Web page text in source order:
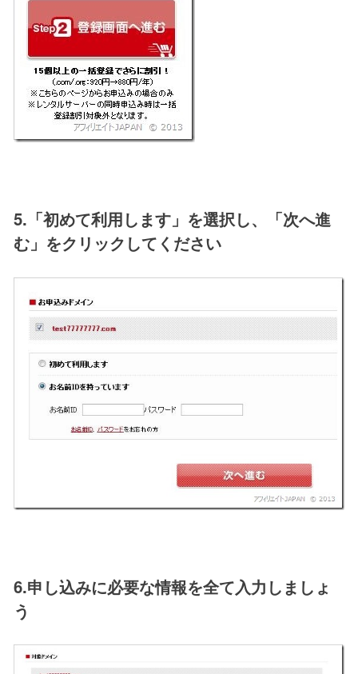
5.「初めて利用します」を選択し、「次へ進
む」をクリックしてください
6.申し込みに必要な情報を全て入力しましょ
う